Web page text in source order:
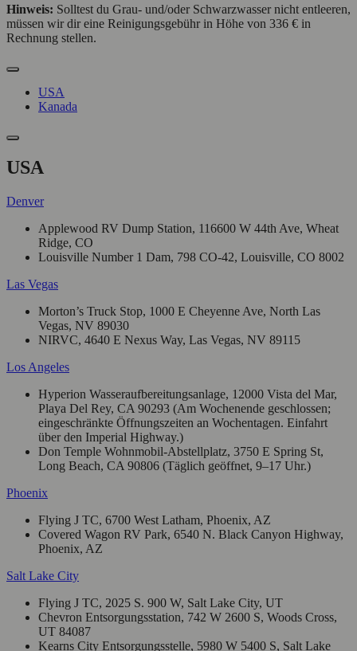
Hinweis: Solltest du Grau- und/oder Schwarzwasser nicht entleeren,
müssen wir dir eine Reinigungsgebühr in Höhe von 336 € in
Rechnung stellen.
USA
Kanada
USA
Denver
Applewood RV Dump Station, 116600 W 44th Ave, Wheat
Ridge, CO
Louisville Number 1 Dam, 798 CO-42, Louisville, CO 8002
Las Vegas
Morton’s Truck Stop, 1000 E Cheyenne Ave, North Las
Vegas, NV 89030
NIRVC, 4640 E Nexus Way, Las Vegas, NV 89115
Los Angeles
Hyperion Wasseraufbereitungsanlage, 12000 Vista del Mar,
Playa Del Rey, CA 90293 (Am Wochenende geschlossen;
eingeschränkte Öffnungszeiten an Wochentagen. Einfahrt
über den Imperial Highway.)
Don Temple Wohnmobil‑Abstellplatz, 3750 E Spring St,
Long Beach, CA 90806 (Täglich geöffnet, 9–17 Uhr.)
Phoenix
Flying J TC, 6700 West Latham, Phoenix, AZ
Covered Wagon RV Park, 6540 N. Black Canyon Highway,
Phoenix, AZ
Salt Lake City
Flying J TC, 2025 S. 900 W, Salt Lake City, UT
Chevron Entsorgungsstation, 742 W 2600 S, Woods Cross,
UT 84087
Kearns City Entsorgungsstelle, 5980 W 5400 S, Salt Lake